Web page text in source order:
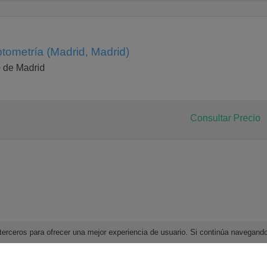
para ofrecer una mejor experiencia de usuario. Si continúa
(Madrid, Madrid)
Madrid
Consultar Precio